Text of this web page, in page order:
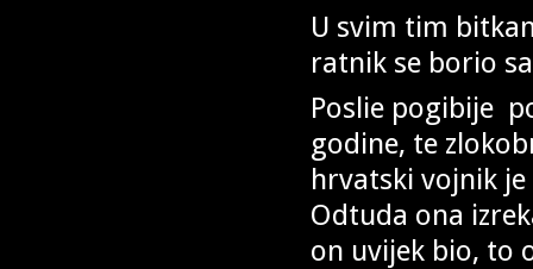
U svim tim
ratnik se borio
Poslie pogibije
godine, te
hrvatski vojnik
Odtuda ona
on uvijek bio, to